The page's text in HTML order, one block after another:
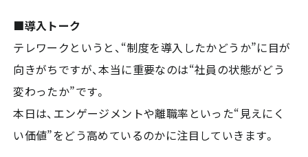
■導入トーク
テレワークというと、“制度を導入したかどうか”に目が
向きがちですが、本当に重要なのは“社員の状態がどう
変わったか”です。
本日は、エンゲージメントや離職率といった“見えにく
い価値”をどう高めているのかに注目していきます。